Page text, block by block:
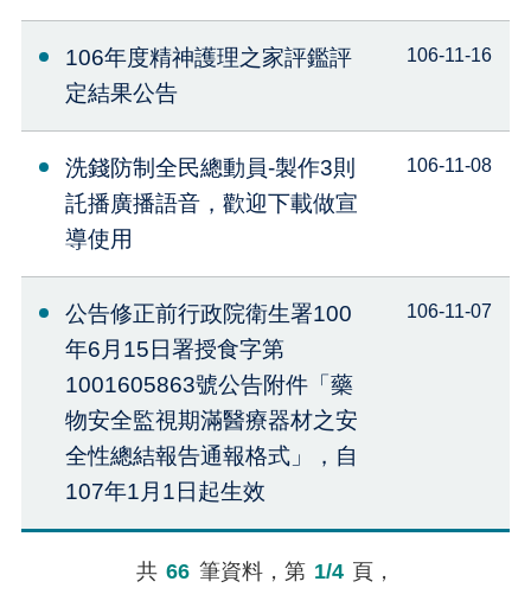
106年度精神護理之家評鑑評
定結果公告
106-11-16
洗錢防制全民總動員-製作3則
託播廣播語音，歡迎下載做宣
導使用
106-11-08
公告修正前行政院衛生署100
年6月15日署授食字第
1001605863號公告附件「藥
物安全監視期滿醫療器材之安
全性總結報告通報格式」，自
107年1月1日起生效
106-11-07
共 66 筆資料，第 1/4 頁，